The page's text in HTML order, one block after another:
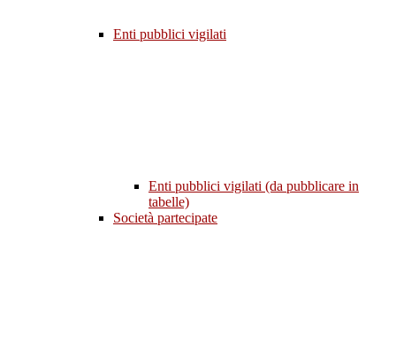
Enti pubblici vigilati
Enti pubblici vigilati (da pubblicare in
tabelle)
Società partecipate